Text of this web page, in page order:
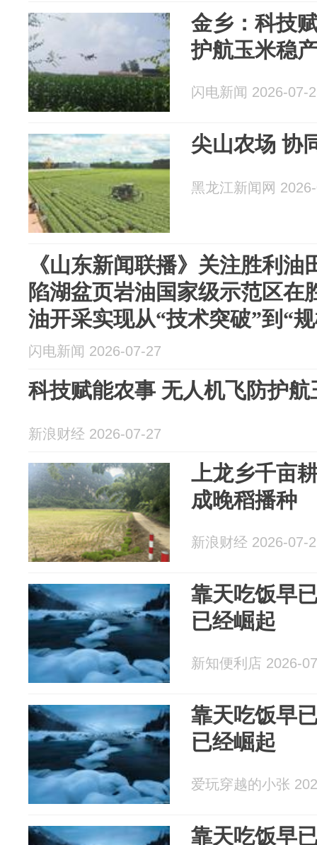
金乡：科技
护航玉米稳
闪电新闻 2026-07-
尖山农场 协
黑龙江新闻网
《山东新闻联播》关注胜利
陷湖盆页岩油国家级示范区在
油开采实现从“技术突破”到“
闪电新闻 2026-07-27
科技赋能农事 无人机飞防护
新浪财经 2026-07-27
上龙乡千亩
成晚稻播种
新浪财经 2026-07-
靠天吃饭早
已经崛起
新知便利店 2026-
靠天吃饭早
已经崛起
爱玩穿越的小张
靠天吃饭早